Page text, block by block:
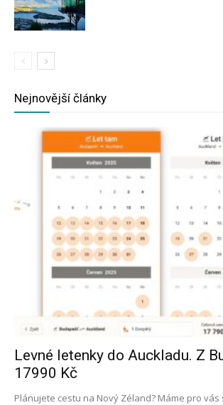
Nejnovější články
Levné letenky do Auckladu. Z
17990 Kč
Plánujete cestu na Nový Zéland? Máme pro vás